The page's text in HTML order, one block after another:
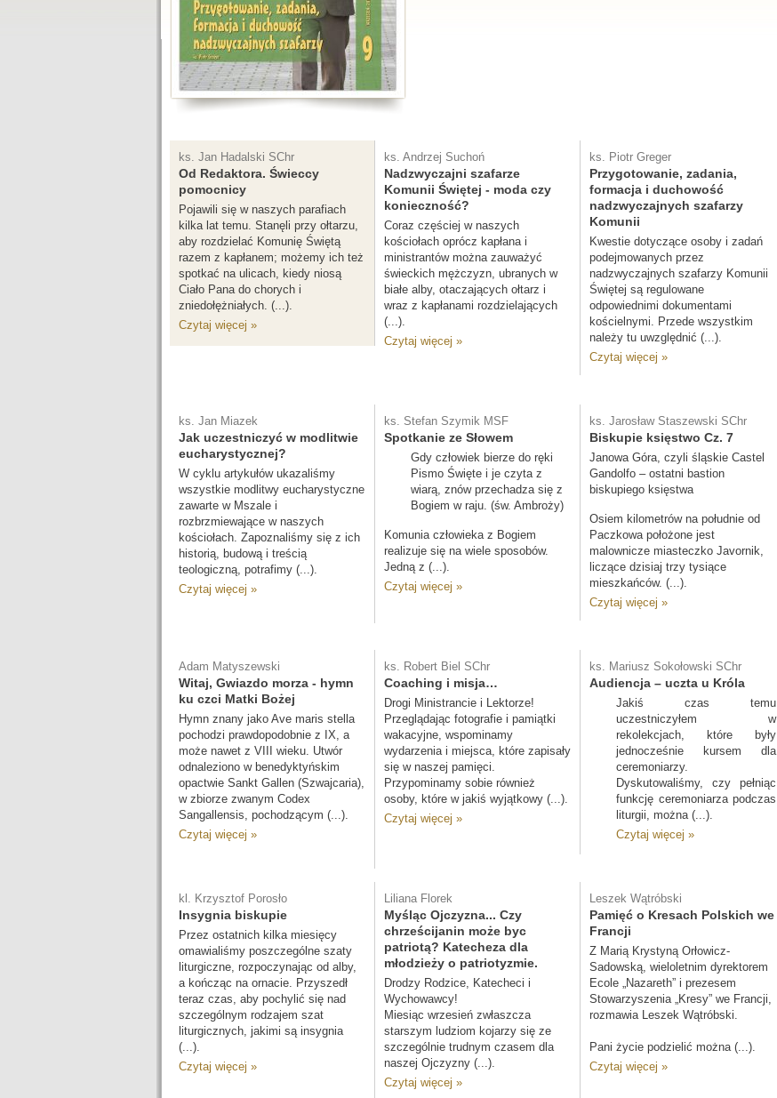
ks. Jan Hadalski SChr
Od Redaktora. Świeccy
pomocnicy
Pojawili się w naszych parafiach
kilka lat temu. Stanęli przy ołtarzu,
aby rozdzielać Komunię Świętą
razem z kapłanem; możemy ich też
spotkać na ulicach, kiedy niosą
Ciało Pana do chorych i
zniedołężniałych. (...).
Czytaj więcej »
ks. Andrzej Suchoń
Nadzwyczajni szafarze
Komunii Świętej - moda czy
konieczność?
Coraz częściej w naszych
kościołach oprócz kapłana i
ministrantów można zauważyć
świeckich mężczyzn, ubranych w
białe alby, otaczających ołtarz i
wraz z kapłanami rozdzielających
(...).
Czytaj więcej »
ks. Piotr Greger
Przygotowanie, zadania,
formacja i duchowość
nadzwyczajnych szafarzy
Komunii
Kwestie dotyczące osoby i zadań
podejmowanych przez
nadzwyczajnych szafarzy Komunii
Świętej są regulowane
odpowiednimi dokumentami
kościelnymi. Przede wszystkim
należy tu uwzględnić (...).
Czytaj więcej »
ks. Jan Miazek
Jak uczestniczyć w modlitwie
eucharystycznej?
W cyklu artykułów ukazaliśmy
wszystkie modlitwy eucharystyczne
zawarte w Mszale i
rozbrzmiewające w naszych
kościołach. Zapoznaliśmy się z ich
historią, budową i treścią
teologiczną, potrafimy (...).
Czytaj więcej »
ks. Stefan Szymik MSF
Spotkanie ze Słowem
Gdy człowiek bierze do ręki
Pismo Święte i je czyta z
wiarą, znów przechadza się z
Bogiem w raju. (św. Ambroży)
Komunia człowieka z Bogiem
realizuje się na wiele sposobów.
Jedną z (...).
Czytaj więcej »
ks. Jarosław Staszewski SChr
Biskupie księstwo Cz. 7
Janowa Góra, czyli śląskie Castel
Gandolfo – ostatni bastion
biskupiego księstwa
Osiem kilometrów na południe od
Paczkowa położone jest
malownicze miasteczko Javornik,
liczące dzisiaj trzy tysiące
mieszkańców. (...).
Czytaj więcej »
Adam Matyszewski
Witaj, Gwiazdo morza - hymn
ku czci Matki Bożej
Hymn znany jako Ave maris stella
pochodzi prawdopodobnie z IX, a
może nawet z VIII wieku. Utwór
odnaleziono w benedyktyńskim
opactwie Sankt Gallen (Szwajcaria),
w zbiorze zwanym Codex
Sangallensis, pochodzącym (...).
Czytaj więcej »
ks. Robert Biel SChr
Coaching i misja…
Drogi Ministrancie i Lektorze!
Przeglądając fotografie i pamiątki
wakacyjne, wspominamy
wydarzenia i miejsca, które zapisały
się w naszej pamięci.
Przypominamy sobie również
osoby, które w jakiś wyjątkowy (...).
Czytaj więcej »
ks. Mariusz Sokołowski SChr
Audiencja – uczta u Króla
Jakiś czas temu
uczestniczyłem w
rekolekcjach, które były
jednocześnie kursem dla
ceremoniarzy.
Dyskutowaliśmy, czy pełniąc
funkcję ceremoniarza podczas
liturgii, można (...).
Czytaj więcej »
kl. Krzysztof Porosło
Insygnia biskupie
Przez ostatnich kilka miesięcy
omawialiśmy poszczególne szaty
liturgiczne, rozpoczynając od alby,
a kończąc na ornacie. Przyszedł
teraz czas, aby pochylić się nad
szczególnym rodzajem szat
liturgicznych, jakimi są insygnia
(...).
Czytaj więcej »
Liliana Florek
Myśląc Ojczyzna... Czy
chrześcijanin może byc
patriotą? Katecheza dla
młodzieży o patriotyzmie.
Drodzy Rodzice, Katecheci i
Wychowawcy!
Miesiąc wrzesień zwłaszcza
starszym ludziom kojarzy się ze
szczególnie trudnym czasem dla
naszej Ojczyzny (...).
Czytaj więcej »
Leszek Wątróbski
Pamięć o Kresach Polskich we
Francji
Z Marią Krystyną Orłowicz-
Sadowską, wieloletnim dyrektorem
Ecole „Nazareth” i prezesem
Stowarzyszenia „Kresy” we Francji,
rozmawia Leszek Wątróbski.
Pani życie podzielić można (...).
Czytaj więcej »